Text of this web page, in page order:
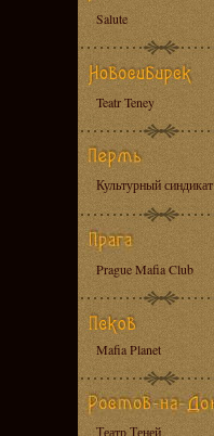
Salute
Teatr Teney
Культурный синдикат
Prague Mafia Club
Mafia Planet
Театр Теней